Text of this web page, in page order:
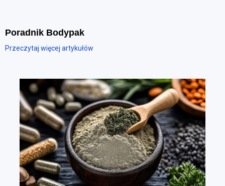
Poradnik Bodypak
Przeczytaj więcej artykułów